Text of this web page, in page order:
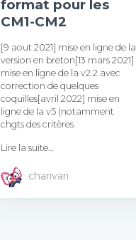
format pour les
CM1-CM2
[9 aout 2021] mise en ligne de la
version en breton[13 mars 2021]
mise en ligne de la v2.2 avec
correction de quelques
coquilles[avril 2022] mise en
ligne de la v5 (notamment
chgts des critères
Lire la suite…
charivari